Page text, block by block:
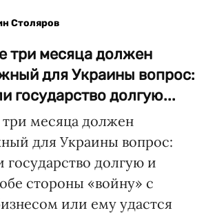
Столяров
три месяца должен
для Украины вопрос:
государство долгую...
месяца должен
для Украины вопрос:
долгую и
стороны «войну» с
или ему удастся